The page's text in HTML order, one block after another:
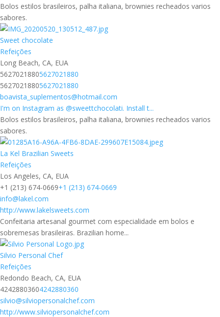
Bolos estilos brasileiros, palha italiana, brownies recheados varios
sabores.
Sweet chocolate
Refeições
Long Beach, CA, EUA
56270218805627021880
56270218805627021880
boavista_suplementos@hotmail.com
I'm on Instagram as @sweettchocolati. Install t...
Bolos estilos brasileiros, palha italiana, brownies recheados varios
sabores.
La Kel Brazilian Sweets
Refeições
Los Angeles, CA, EUA
+1 (213) 674-0669+1 (213) 674-0669
info@lakel.com
http://www.lakelsweets.com
Confeitaria artesanal gourmet com especialidade em bolos e
sobremesas brasileiras. Brazilian home...
Silvio Personal Chef
Refeições
Redondo Beach, CA, EUA
42428803604242880360
silvio@silviopersonalchef.com
http://www.silviopersonalchef.com